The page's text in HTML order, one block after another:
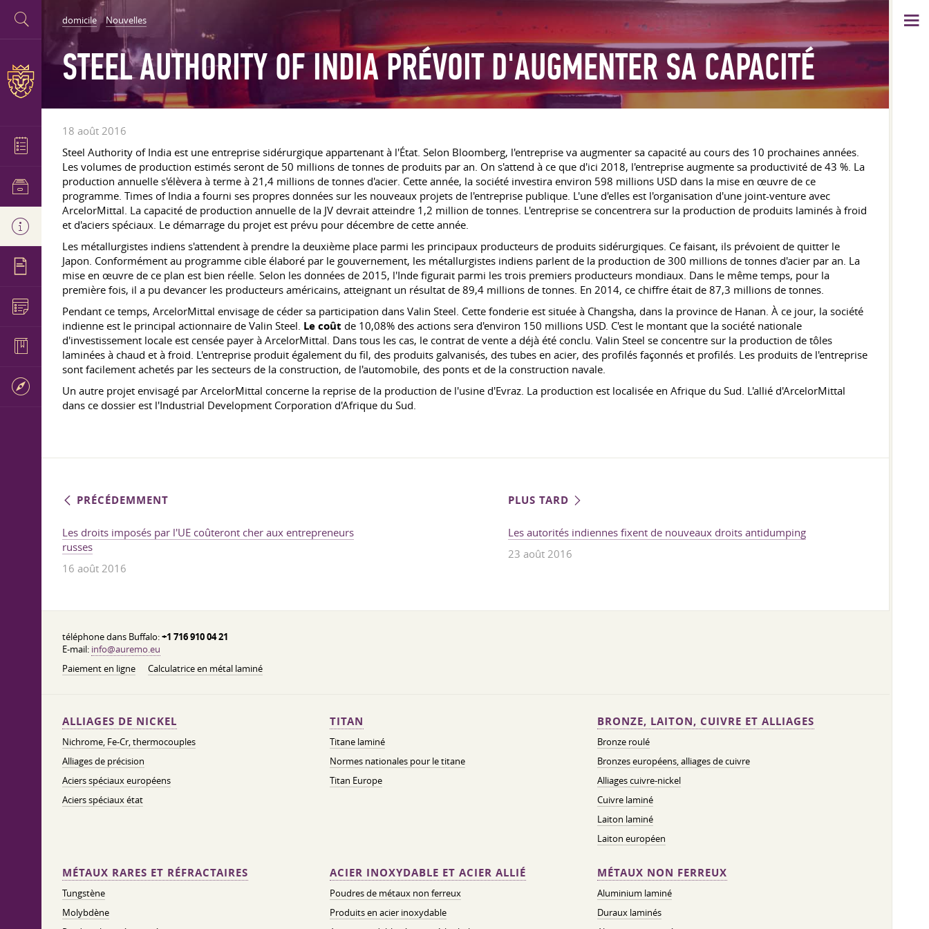
domicile Nouvelles
STEEL AUTHORITY OF INDIA PRÉVOIT D'AUGMENTER SA CAPACITÉ
18 août 2016
Steel Authority of India est une entreprise sidérurgique appartenant à l'État. Selon Bloomberg, l'entreprise va augmenter sa capacité au cours des 10 prochaines années.
Les volumes de production estimés seront de 50 millions de tonnes de produits par an. On s'attend à ce que d'ici 2018, l'entreprise augmente sa productivité de 43 %. La
production annuelle s'élèvera à terme à 21,4 millions de tonnes d'acier. Cette année, la société investira environ 598 millions USD dans la mise en œuvre de ce
programme. Times of India a fourni ses propres données sur les nouveaux projets de l'entreprise publique. L'une d'elles est l'organisation d'une joint-venture avec
ArcelorMittal. La capacité de production annuelle de la JV devrait atteindre 1,2 million de tonnes. L'entreprise se concentrera sur la production de produits laminés à froid
et d'aciers spéciaux. Le démarrage du projet est prévu pour décembre de cette année.
Les métallurgistes indiens s'attendent à prendre la deuxième place parmi les principaux producteurs de produits sidérurgiques. Ce faisant, ils prévoient de quitter le
Japon. Conformément au programme cible élaboré par le gouvernement, les métallurgistes indiens parlent de la production de 300 millions de tonnes d'acier par an. La
mise en œuvre de ce plan est bien réelle. Selon les données de 2015, l'Inde figurait parmi les trois premiers producteurs mondiaux. Dans le même temps, pour la
première fois, il a pu devancer les producteurs américains, atteignant un résultat de 89,4 millions de tonnes. En 2014, ce chiffre était de 87,3 millions de tonnes.
Pendant ce temps, ArcelorMittal envisage de céder sa participation dans Valin Steel. Cette fonderie est située à Changsha, dans la province de Hanan. À ce jour, la société
indienne est le principal actionnaire de Valin Steel. Le coût de 10,08% des actions sera d'environ 150 millions USD. C'est le montant que la société nationale
d'investissement locale est censée payer à ArcelorMittal. Dans tous les cas, le contrat de vente a déjà été conclu. Valin Steel se concentre sur la production de tôles
laminées à chaud et à froid. L'entreprise produit également du fil, des produits galvanisés, des tubes en acier, des profilés façonnés et profilés. Les produits de l'entreprise
sont facilement achetés par les secteurs de la construction, de l'automobile, des ponts et de la construction navale.
Un autre projet envisagé par ArcelorMittal concerne la reprise de la production de l'usine d'Evraz. La production est localisée en Afrique du Sud. L'allié d'ArcelorMittal
dans ce dossier est l'Industrial Development Corporation d'Afrique du Sud.
PRÉCÉDEMMENT
Les droits imposés par l'UE coûteront cher aux entrepreneurs
russes
16 août 2016
PLUS TARD
Les autorités indiennes fixent de nouveaux droits antidumping
23 août 2016
téléphone dans Buffalo:+1 716 910 04 21
E-mail: info@auremo.eu
Paiement en ligne
Calculatrice en métal laminé
ALLIAGES DE NICKEL
Nichrome, Fe-Cr, thermocouples
Alliages de précision
Aciers spéciaux européens
Aciers spéciaux état
TITAN
Titane laminé
Normes nationales pour le titane
Titan Europe
BRONZE, LAITON, CUIVRE ET ALLIAGES
Bronze roulé
Bronzes européens, alliages de cuivre
Alliages cuivre-nickel
Cuivre laminé
Laiton laminé
Laiton européen
MÉTAUX RARES ET RÉFRACTAIRES
Tungstène
Molybdène
ACIER INOXYDABLE ET ACIER ALLIÉ
Poudres de métaux non ferreux
Produits en acier inoxydable
MÉTAUX NON FERREUX
Aluminium laminé
Duraux laminés